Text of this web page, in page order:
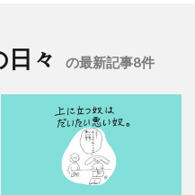
々 の最新記事8件